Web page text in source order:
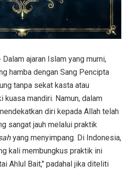
Dalam ajaran Islam yang murni,
hamba dengan Sang Pencipta
tanpa sekat kasta atau
kuasa mandiri. Namun, dalam
diri kepada Allah telah
sangat jauh melalui praktik
yang menyimpang. Di Indonesia,
kali membungkus praktik ini
Ahlul Bait," padahal jika diteliti